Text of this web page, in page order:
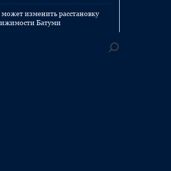
изменить расстановку
Батуми